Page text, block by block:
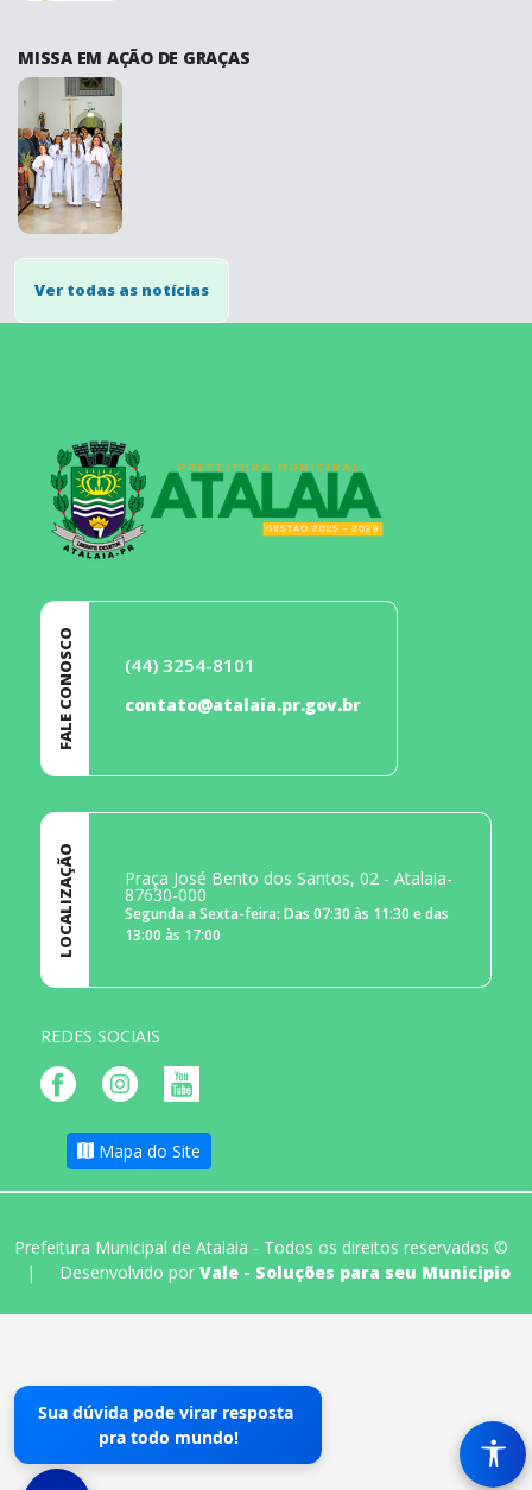
Sua dúvida pode virar resposta
pra todo mundo!
MISSA EM AÇÃO DE GRAÇAS
Ver todas as notícias
FALE CONOSCO (44) 3254-8101
contato@atalaia.pr.gov.br
LOCALIZAÇÃO Praça José Bento dos Santos, 02 - Atalaia-
87630-000
Segunda a Sexta-feira: Das 07:30 às 11:30 e das
13:00 às 17:00
REDES SOCIAIS
Mapa do Site
Prefeitura Municipal de Atalaia - Todos os direitos reservados ©
| Desenvolvido por Vale - Soluções para seu Municipio